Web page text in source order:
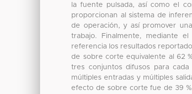
la fuente pulsada, así como el
proporcionan al sistema de
de operación, y así promover
trabajo. Finalmente, mediante
referencia los resultados
de sobre corte equivalente al 62
tres conjuntos difusos para
múltiples entradas y múltiples
efecto de sobre corte fue de 39